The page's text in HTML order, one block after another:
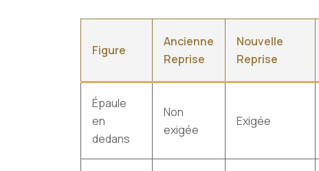
Figure
Ancienne
Reprise
Nouvelle
Reprise
Épaule
en
dedans
Non
exigée
Exigée